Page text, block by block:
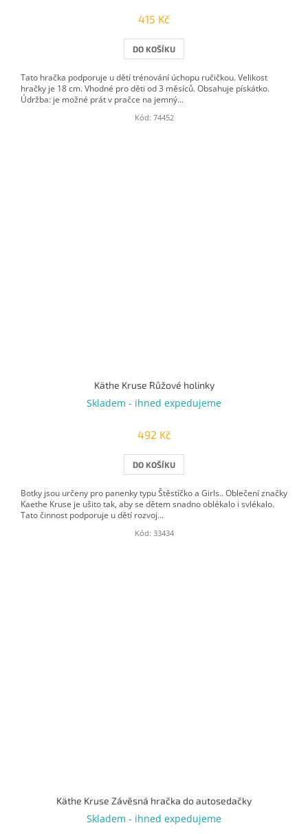
415 Kč
DO KOŠÍKU
Tato hračka podporuje u dětí trénování úchopu ručičkou. Velikost
hračky je 18 cm. Vhodné pro děti od 3 měsíců. Obsahuje pískátko.
Údržba: je možné prát v pračce na jemný...
Kód: 74452
Käthe Kruse Růžové holinky
Skladem - ihned expedujeme
492 Kč
DO KOŠÍKU
Botky jsou určeny pro panenky typu Štěstíčko a Girls.. Oblečení značky
Kaethe Kruse je ušito tak, aby se dětem snadno oblékalo i svlékalo.
Tato činnost podporuje u dětí rozvoj...
Kód: 33434
Käthe Kruse Závěsná hračka do autosedačky
Skladem - ihned expedujeme